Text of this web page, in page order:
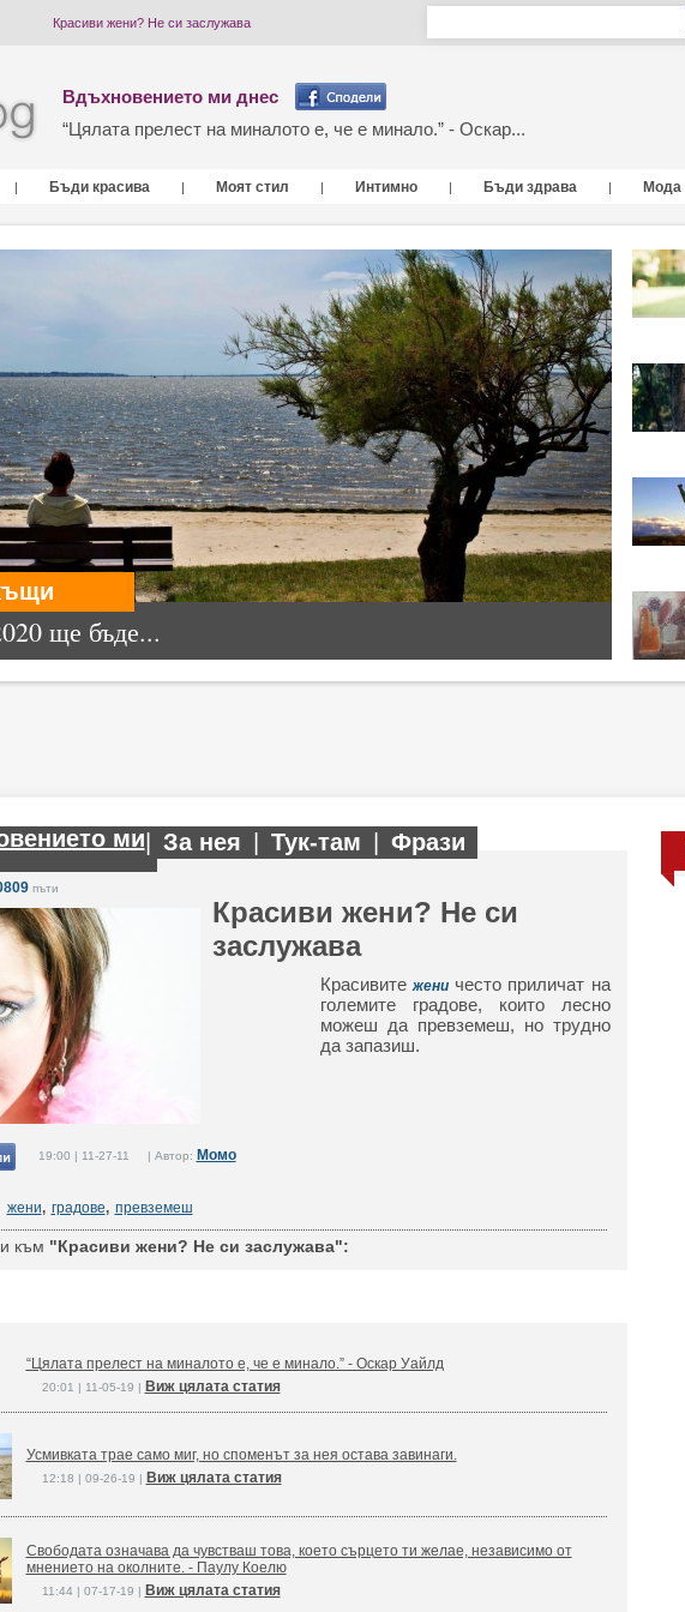
Красиви жени? Не си заслужава
Вдъхновението ми днес
“Цялата прелест на миналото е, че е минало.” - Оскар...
| Бъди красива | Моят стил | Интимно | Бъди здрава | Мода
ще бъде...
ми| За нея Тук-там Фрази
пъти
Красиви жени? Не си
заслужава
Красивите женичесто приличат на
големите градове, които лесно
можеш да превземеш, но трудно
да запазиш.
19:00 | 11-27-11 | Автор: Момо
жени, градове, превземеш
към "Красиви жени? Не си заслужава":
“Цялата прелест на миналото е, че е минало.” - Оскар Уайлд
20:01 | 11-05-19 | Виж цялата статия
Усмивката трае само миг, но споменът за нея остава завинаги.
12:18 | 09-26-19 | Виж цялата статия
Свободата означава да чувстваш това, което сърцето ти желае, независимо от
мнението на околните. - Паулу Коелю
11:44 | 07-17-19 | Виж цялата статия